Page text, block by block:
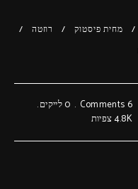
מחית פיסטוק
רוזטה
6 Comments
0לייקים
4.8Kצפיות